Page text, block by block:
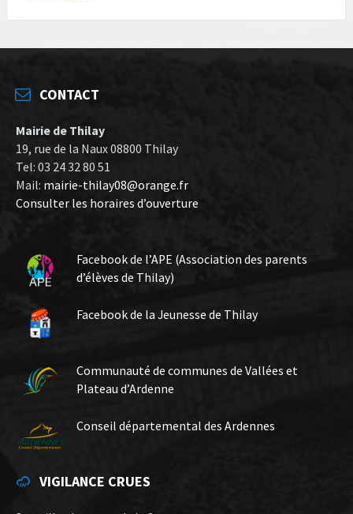
CONTACT
Mairie de Thilay
19, rue de la Naux 08800 Thilay
Tel: 03 24 32 80 51
Mail: mairie-thilay08@orange.fr
Consulter les horaires d’ouverture
Facebook de l’APE (Association des parents
d’élèves de Thilay)
Facebook de la Jeunesse de Thilay
Communauté de communes de Vallées et
Plateau d’Ardenne
Conseil départemental des Ardennes
VIGILANCE CRUES